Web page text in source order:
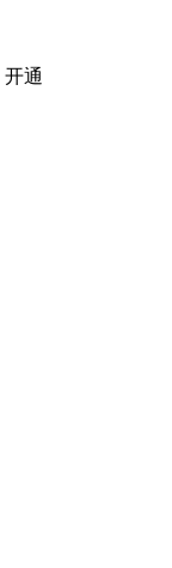
开通